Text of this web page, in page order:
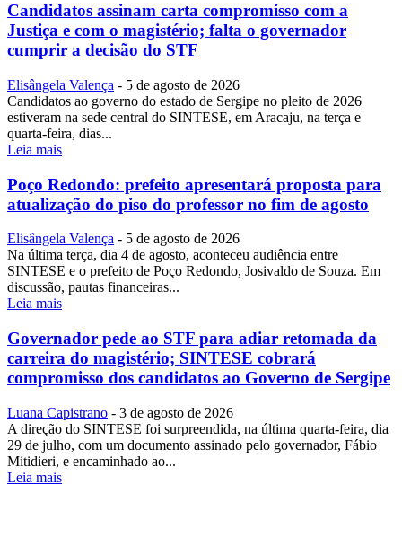
Candidatos assinam carta compromisso com a
Justiça e com o magistério; falta o governador
cumprir a decisão do STF
Elisângela Valença - 5 de agosto de 2026
Candidatos ao governo do estado de Sergipe no pleito de 2026
estiveram na sede central do SINTESE, em Aracaju, na terça e
quarta-feira, dias...
Leia mais
Poço Redondo: prefeito apresentará proposta para
atualização do piso do professor no fim de agosto
Elisângela Valença - 5 de agosto de 2026
Na última terça, dia 4 de agosto, aconteceu audiência entre
SINTESE e o prefeito de Poço Redondo, Josivaldo de Souza. Em
discussão, pautas financeiras...
Leia mais
Governador pede ao STF para adiar retomada da
carreira do magistério; SINTESE cobrará
compromisso dos candidatos ao Governo de Sergipe
Luana Capistrano - 3 de agosto de 2026
A direção do SINTESE foi surpreendida, na última quarta-feira, dia
29 de julho, com um documento assinado pelo governador, Fábio
Mitidieri, e encaminhado ao...
Leia mais